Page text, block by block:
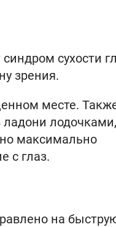
сухости
зрения.
месте.
лодочками,
максимально
с глаз.
на